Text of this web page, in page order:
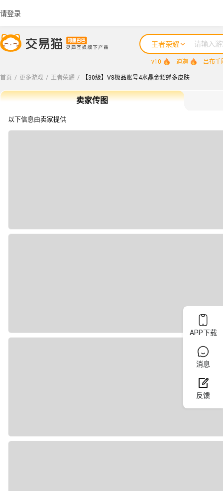
APP下载
消息
反馈
请登录
王者荣耀
v10 迪迦 吕布千
首页 / 更多游戏 / 王者荣耀 / 【30级】V8极品账号4水晶金貂蝉多皮肤
卖家传图
以下信息由卖家提供